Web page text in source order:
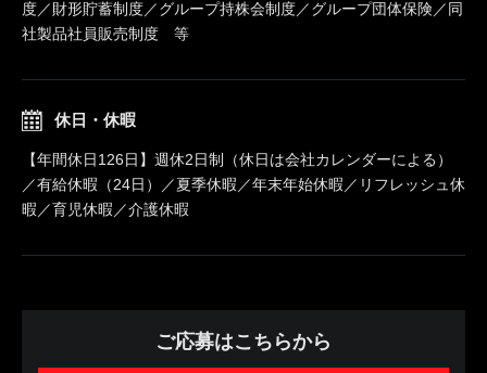
度／財形貯蓄制度／グループ持株会制度／グループ団体保険／同
社製品社員販売制度 等
休日・休暇
【年間休日126日】週休2日制（休日は会社カレンダーによる）
／有給休暇（24日）／夏季休暇／年末年始休暇／リフレッシュ休
暇／育児休暇／介護休暇
ご応募はこちらから